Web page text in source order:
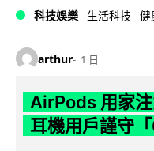
科技娛樂 生活科技 健
arthur 1 日
AirPods 用家
耳機用戶謹守